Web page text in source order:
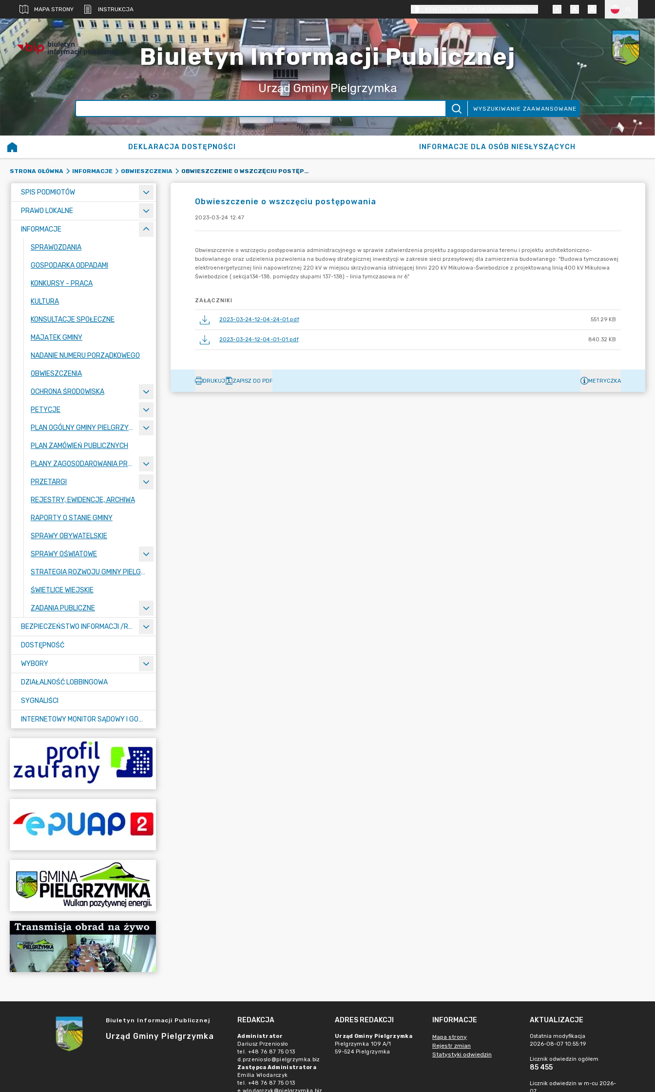
MAPA STRONY INSTRUKCJA
biuletyn
informacji publicznej Biuletyn Informacji Publicznej
Urząd Gminy Pielgrzymka
WYSZUKIWANIE ZAAWANSOWANE
DEKLARACJA DOSTĘPNOŚCI INFORMACJE DLA OSÓB NIESŁYSZĄCYCH
STRONA GŁÓWNA INFORMACJE OBWIESZCZENIA OBWIESZCZENIE O WSZCZĘCIU POSTĘPOWANIA
SPIS PODMIOTÓW
PRAWO LOKALNE
INFORMACJE
SPRAWOZDANIA
GOSPODARKA ODPADAMI
KONKURSY - PRACA
KULTURA
KONSULTACJE SPOŁECZNE
MAJĄTEK GMINY
NADANIE NUMERU PORZĄDKOWEGO
OBWIESZCZENIA
OCHRONA ŚRODOWISKA
PETYCJE
PLAN OGÓLNY GMINY PIELGRZYMKA
PLAN ZAMÓWIEŃ PUBLICZNYCH
PLANY ZAGOSODAROWANIA PRZESTRZENNEGO
PRZETARGI
REJESTRY, EWIDENCJE, ARCHIWA
RAPORTY O STANIE GMINY
SPRAWY OBYWATELSKIE
SPRAWY OŚWIATOWE
STRATEGIA ROZWOJU GMINY PIELGRZYMKA NA LATA 2026-2035
ŚWIETLICE WIEJSKIE
ZADANIA PUBLICZNE
BEZPIECZEŃSTWO INFORMACJI /RODO/
DOSTĘPNOŚĆ
WYBORY
DZIAŁALNOŚĆ LOBBINGOWA
SYGNALIŚCI
INTERNETOWY MONITOR SĄDOWY I GOSPODARCZY
Obwieszczenie o wszczęciu postępowania
2023-03-24 12:47
ZAŁĄCZNIKI
2023-03-24-12-04-24-01.pdf 551.29 KB
2023-03-24-12-04-01-01.pdf 840.32 KB
DRUKUJ ZAPISZ DO PDF METRYCZKA
Biuletyn Informacji Publicznej
Urząd Gminy Pielgrzymka
REDAKCJA
Administrator
Dariusz Przeniosło
tel. +48 76 87 75 013
d.przenioslo@pielgrzymka.biz
Zastępca Administratora
Emilia Włodarczyk
tel. +48 76 87 75 013
ADRES REDAKCJI
Urząd Gminy Pielgrzymka
Pielgrzymka 109 A/1
59-524 Pielgrzymka
INFORMACJE
Mapa strony
Rejestr zmian
Statystyki odwiedzin
AKTUALIZACJE
Ostatnia modyfikacja
2026-08-07 10:55:19
Licznik odwiedzin ogółem
85 455
Licznik odwiedzin w m-cu 2026-